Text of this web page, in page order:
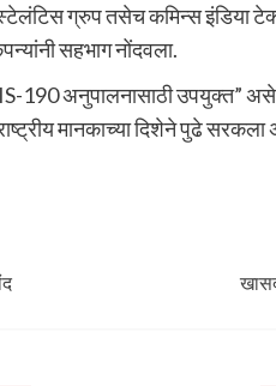
ग्रुप तसेच कमिन्स इंडिया
सहभाग नोंदवला.
190 अनुपालनासाठी उपयुक्त”
मानकाच्या दिशेने पुढे